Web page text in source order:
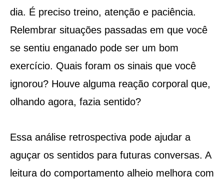
dia. É preciso treino, atenção e paciência.
Relembrar situações passadas em que você
se sentiu enganado pode ser um bom
exercício. Quais foram os sinais que você
ignorou? Houve alguma reação corporal que,
olhando agora, fazia sentido?
Essa análise retrospectiva pode ajudar a
aguçar os sentidos para futuras conversas. A
leitura do comportamento alheio melhora com